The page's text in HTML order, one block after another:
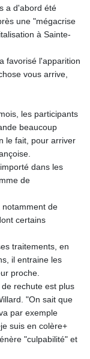
a d'abord été
une "mégacrise
à Sainte-
favorisé l'apparition
vous arrive,
les participants
beaucoup
le fait, pour arriver
dans les
de
de
certains
traitements, en
il entraine les
proche.
rechute est plus
"On sait que
par exemple
suis en colère+
"culpabilité" et